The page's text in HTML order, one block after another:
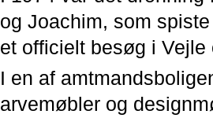
og Joachim, som
et officielt besøg i Vejle
I en af
arvemøbler og